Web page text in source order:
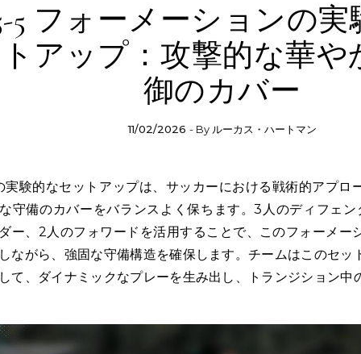
5 フォーメーションの実
アップ：攻撃的な華や
御のカバー
11/02/2026 - By ルーカス・ハートマン
守備のカバーをバランスよく保ちます。3人のディフェ
ー、2人のフォワードを活用することで、このフォーメー
ながら、強固な守備構造を確保します。チームはこのセッ
て、ダイナミックなプレーを生み出し、トランジション中